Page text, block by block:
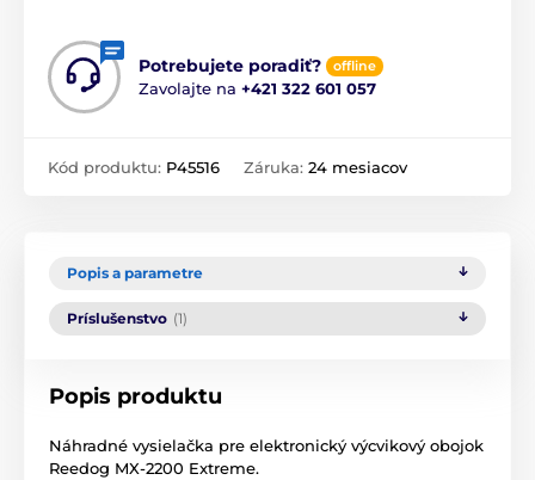
Potrebujete poradiť? offline
Zavolajte na +421 322 601 057
Kód produktu: P45516 Záruka: 24 mesiacov
Popis a parametre
Príslušenstvo (1)
Popis produktu
Náhradné vysielačka pre elektronický výcvikový obojok
Reedog MX-2200 Extreme.